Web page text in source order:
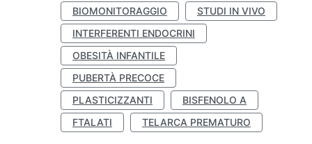
BIOMONITORAGGIO
STUDI IN VIVO
INTERFERENTI ENDOCRINI
OBESITÀ INFANTILE
PUBERTÀ PRECOCE
PLASTICIZZANTI
BISFENOLO A
FTALATI
TELARCA PREMATURO